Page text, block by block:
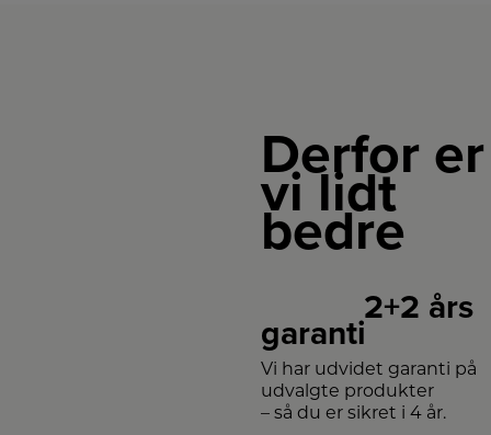
Derfor er
vi lidt
bedre
2+2 års
garanti
Vi har udvidet garanti på
udvalgte produkter
– så du er sikret i 4 år.